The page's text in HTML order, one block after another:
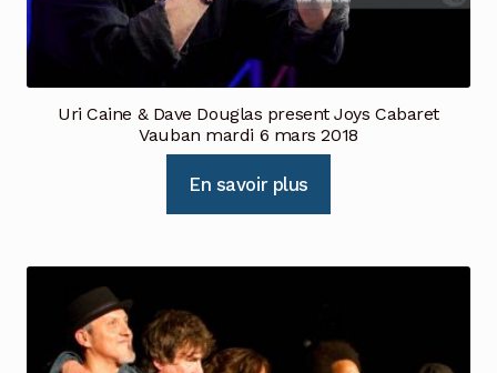
Uri Caine & Dave Douglas present Joys Cabaret
Vauban mardi 6 mars 2018
En savoir plus